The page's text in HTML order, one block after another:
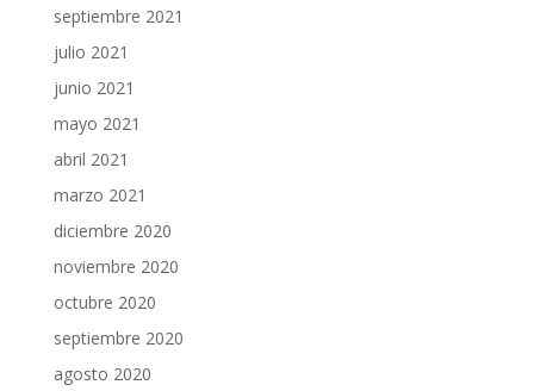
septiembre 2021
julio 2021
junio 2021
mayo 2021
abril 2021
marzo 2021
diciembre 2020
noviembre 2020
octubre 2020
septiembre 2020
agosto 2020